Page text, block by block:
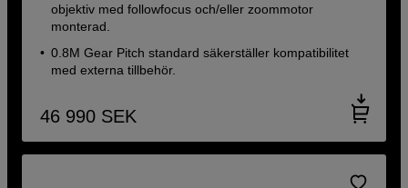
objektiv med followfocus och/eller zoommotor
monterad.
0.8M Gear Pitch standard säkerställer kompatibilitet
med externa tillbehör.
46 990 SEK